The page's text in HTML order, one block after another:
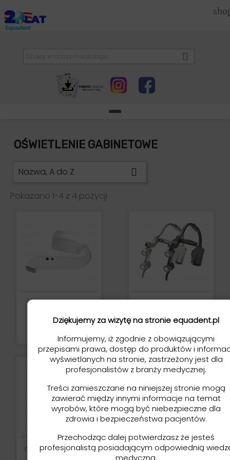

OŚWIETLENIE GABINETOWE
Nazwa, A do Z 
Pokazano 1-4 z 4 pozycji
Elite - Intraoral Light
Wewnątrzustne)
Oświetlenie Czołowe C-
Oświetlenie LED Nano
Dziękujemy za wizytę na stronie equadent.pl
Informujemy, iż zgodnie z obowiązującymi
przepisami prawa, dostęp do produktów i
wyświetlanych na stronie, zastrzeżony jest dla
profesjonalistów z branży medycznej.
Treści zamieszczane na niniejszej stronie mogą
zawierać między innymi informacje na temat
wyrobów, które mogą być niebezpieczne dla
zdrowia i bezpieczeństwa pacjentów.
Przechodząc dalej potwierdzasz że jesteś
profesjonalistą posiadającym odpowiednią